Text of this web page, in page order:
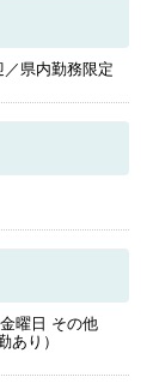
県内勤務限定
曜日 その他
あり）